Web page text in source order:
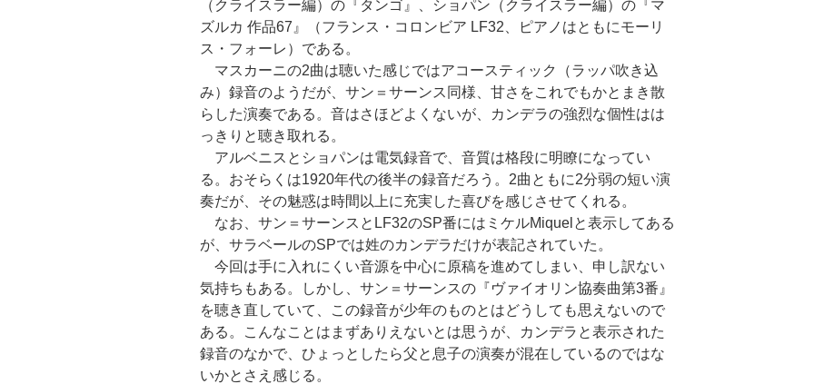
（クライスラー編）の『タンゴ』、ショパン（クライスラー編）の『マ
ズルカ 作品67』（フランス・コロンビア LF32、ピアノはともにモーリ
ス・フォーレ）である。
マスカーニの2曲は聴いた感じではアコースティック（ラッパ吹き込
み）録音のようだが、サン＝サーンス同様、甘さをこれでもかとまき散
らした演奏である。音はさほどよくないが、カンデラの強烈な個性はは
っきりと聴き取れる。
アルベニスとショパンは電気録音で、音質は格段に明瞭になってい
る。おそらくは1920年代の後半の録音だろう。2曲ともに2分弱の短い演
奏だが、その魅惑は時間以上に充実した喜びを感じさせてくれる。
なお、サン＝サーンスとLF32のSP番にはミケルMiquelと表示してある
が、サラベールのSPでは姓のカンデラだけが表記されていた。
今回は手に入れにくい音源を中心に原稿を進めてしまい、申し訳ない
気持ちもある。しかし、サン＝サーンスの『ヴァイオリン協奏曲第3番』
を聴き直していて、この録音が少年のものとはどうしても思えないので
ある。こんなことはまずありえないとは思うが、カンデラと表示された
録音のなかで、ひょっとしたら父と息子の演奏が混在しているのではな
いかとさえ感じる。